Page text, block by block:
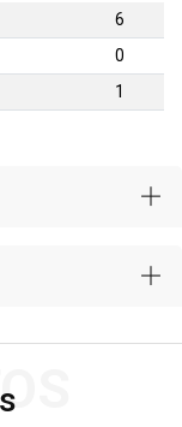
6
0
1